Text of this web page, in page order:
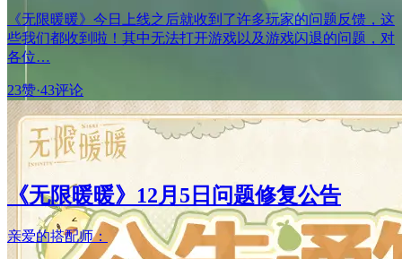
《无限暖暖》今日上线之后就收到了许多玩家的问题反馈，这
些我们都收到啦！其中无法打开游戏以及游戏闪退的问题，对
各位…
23赞·43评论
《无限暖暖》12月5日问题修复公告
亲爱的搭配师：